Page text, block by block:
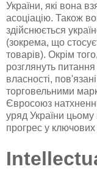
України, які вона
асоціацію. Також
здійснюється
(зокрема, що
товарів). Окрім
розглянуть
власності,
торговельними
Євросоюз
уряд України
прогрес у